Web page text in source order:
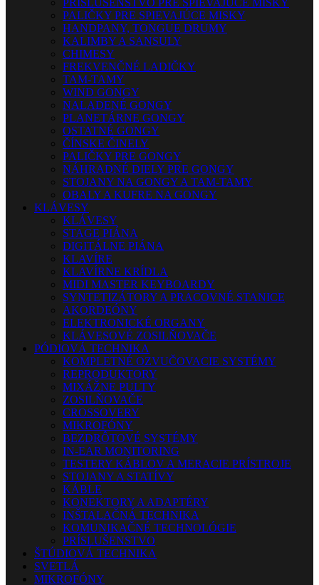
PRISLUŠENSTVO PRE SPIEVAJÚCE MISKY
PALIČKY PRE SPIEVAJÚCE MISKY
HANDPANY, TONGUE DRUMY
KALIMBY A SANSULY
CHIMESY
FREKVENČNÉ LADIČKY
TAM-TAMY
WIND GONGY
NALADENÉ GONGY
PLANETÁRNE GONGY
OSTATNÉ GONGY
ČÍNSKE ČINELY
PALIČKY PRE GONGY
NÁHRADNÉ DIELY PRE GONGY
STOJANY NA GONGY A TAM-TAMY
OBALY A KUFRE NA GONGY
KLÁVESY
KLÁVESY
STAGE PIÁNA
DIGITÁLNE PIÁNA
KLAVÍRE
KLAVÍRNE KRÍDLA
MIDI MASTER KEYBOARDY
SYNTETIZÁTORY A PRACOVNÉ STANICE
AKORDEÓNY
ELEKTRONICKÉ ORGANY
KLÁVESOVÉ ZOSILŇOVAČE
PÓDIOVÁ TECHNIKA
KOMPLETNÉ OZVUČOVACIE SYSTÉMY
REPRODUKTORY
MIXÁŽNE PULTY
ZOSILŇOVAČE
CROSSOVERY
MIKROFÓNY
BEZDRÔTOVÉ SYSTÉMY
IN-EAR MONITORING
TESTERY KÁBLOV A MERACIE PRÍSTROJE
STOJANY A STATÍVY
KÁBLE
KONEKTORY A ADAPTÉRY
INŠTALAČNÁ TECHNIKA
KOMUNIKAČNÉ TECHNOLÓGIE
PRÍSLUŠENSTVO
ŠTÚDIOVÁ TECHNIKA
SVETLÁ
MIKROFÓNY